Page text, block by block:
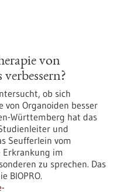
von
ob sich
von Organoiden besser
Württemberg hat das
und
Seufferlein vom
im
zu sprechen. Das
BIOPRO.